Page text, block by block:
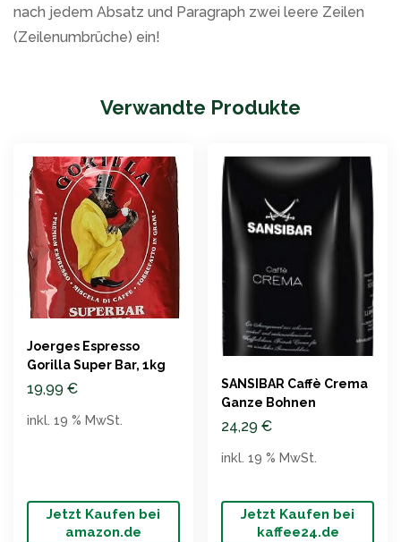
nach jedem Absatz und Paragraph zwei leere Zeilen
(Zeilenumbrüche) ein!
Verwandte Produkte
Joerges Espresso
Gorilla Super Bar, 1kg
19,99 €
Jetzt Kaufen bei
amazon.de
inkl. 19 % MwSt.
SANSIBAR Caffè Crema
Ganze Bohnen
24,29 €
Jetzt Kaufen bei
kaffee24.de
inkl. 19 % MwSt.